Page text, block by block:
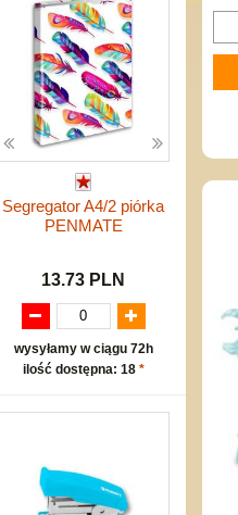
Segregator A4/2 piórka
PENMATE
13.73 PLN
wysyłamy w ciągu 72h
ilość dostępna: 18 *